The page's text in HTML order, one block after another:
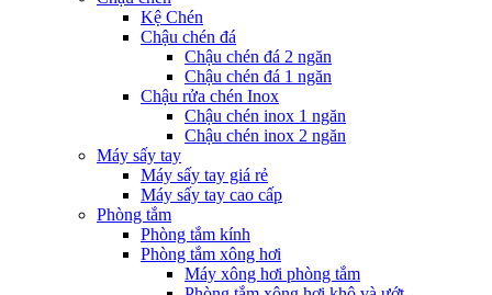
Kệ Chén
Chậu chén đá
Chậu chén đá 2 ngăn
Chậu chén đá 1 ngăn
Chậu rửa chén Inox
Chậu chén inox 1 ngăn
Chậu chén inox 2 ngăn
Máy sấy tay
Máy sấy tay giá rẻ
Máy sấy tay cao cấp
Phòng tắm
Phòng tắm kính
Phòng tắm xông hơi
Máy xông hơi phòng tắm